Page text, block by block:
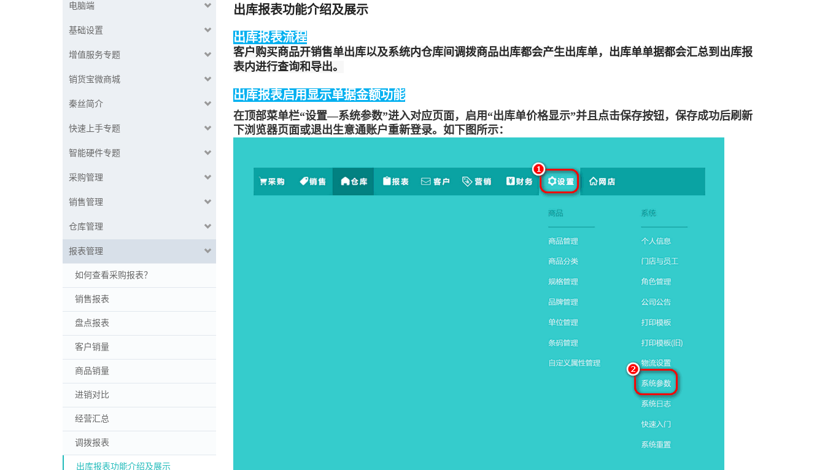
电脑端
基础设置
增值服务专题
销货宝微商城
秦丝简介
快速上手专题
智能硬件专题
采购管理
销售管理
仓库管理
报表管理
如何查看采购报表？
销售报表
盘点报表
客户销量
商品销量
进销对比
经营汇总
调拨报表
出库报表功能介绍及展示
出库报表功能介绍及展示
出库报表流程
客户购买商品开销售单出库以及系统内仓库间调拨商品出库都会产生出库单，出库单单据都会汇总到出库报
表内进行查询和导出。
出库报表启用显示单据金额功能
在顶部菜单栏“设置—系统参数”进入对应页面， 启用 “出库单价格显示”并且点击保存按钮， 保存成功后刷新
下浏览器页面或退出生意通账户重新登录。如下图所示：